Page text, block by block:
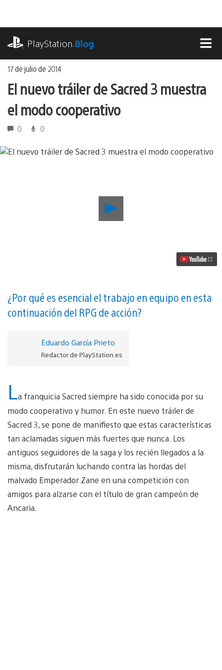
contenido
PlayStation.Blog
17 de julio de 2014
El nuevo tráiler de Sacred 3 muestra
el modo cooperativo
0 0
nuevo
cooperativo
vídeo
¿Por qué es esencial el trabajo en equipo en esta
continuación del RPG de acción?
Eduardo García Prieto
Redactor de PlayStation.es
La franquicia Sacred siempre ha sido conocida por su
modo cooperativo y humor. En este nuevo tráiler de
Sacred 3, se pone de manifiesto que estas características
tan aclamadas siguen más fuertes que nunca. Los
antiguos seguidores de la saga y los recién llegados a la
misma, disfrutarán luchando contra las hordas del
malvado Emperador Zane en una competición con
amigos para alzarse con el título de gran campeón de
Ancaria.